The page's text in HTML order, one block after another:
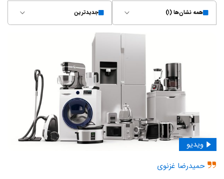
همه نشان‌ها (۱) جدیدترین
حمیدرضا غزنوی
ویدیو